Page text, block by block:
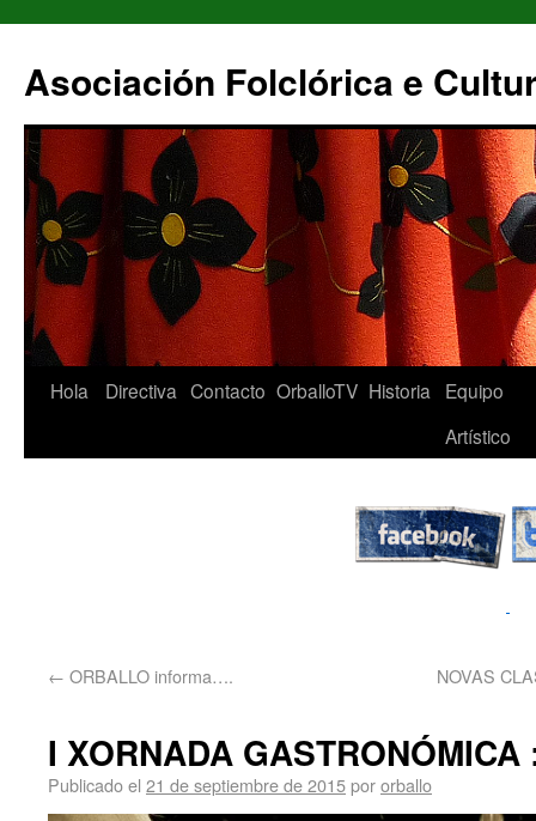
Asociación Folclórica e
Hola Directiva Contacto OrballoTV Historia
Equipo
Artístico
← ORBALLO informa…. NOVAS
I XORNADA
Publicado el 21 de septiembre de 2015pororballo